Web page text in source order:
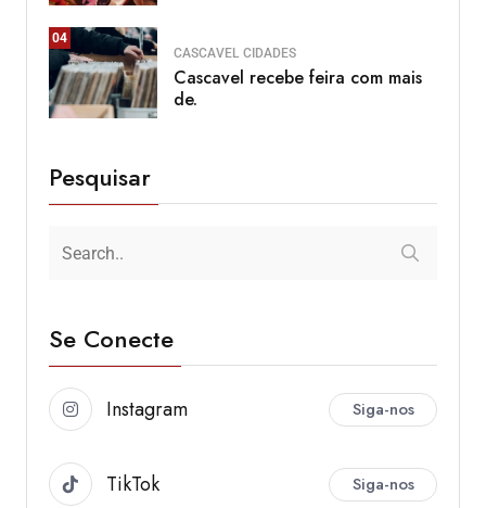
04
CASCAVEL CIDADES
Cascavel recebe feira com mais
de.
Pesquisar
Se Conecte
Instagram Siga-nos
TikTok Siga-nos